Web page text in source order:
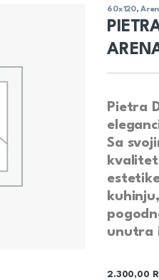
60x120,
Pietra
Sa
unutra
2.300,00